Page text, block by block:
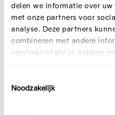
delen we informatie over
met onze partners voor
analyse. Deze partners
combineren met andere
verstrekt of die ze hebben
Noodzakelijk
Leidinggevenden die aan
digicoaches in hun
Dit event is voorbij
Programma